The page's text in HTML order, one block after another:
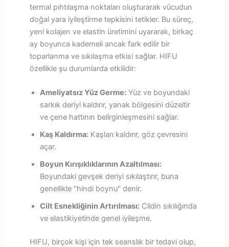
termal pıhtılaşma noktaları oluşturarak vücudun
doğal yara iyileştirme tepkisini tetikler. Bu süreç,
yeni kolajen ve elastin üretimini uyararak, birkaç
ay boyunca kademeli ancak fark edilir bir
toparlanma ve sıkılaşma etkisi sağlar. HIFU
özellikle şu durumlarda etkilidir:
Ameliyatsız Yüz Germe:Yüz ve boyundaki
sarkık deriyi kaldırır, yanak bölgesini düzeltir
ve çene hattının belirginleşmesini sağlar.
Kaş Kaldırma:Kaşları kaldırır, göz çevresini
açar.
Boyun Kırışıklıklarının Azaltılması:
Boyundaki gevşek deriyi sıkılaştırır, buna
genellikle "hindi boynu" denir.
Cilt Esnekliğinin Artırılması:Cildin sıkılığında
ve elastikiyetinde genel iyileşme.
HIFU, birçok kişi için tek seanslık bir tedavi olup,